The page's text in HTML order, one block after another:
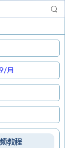
月
教程